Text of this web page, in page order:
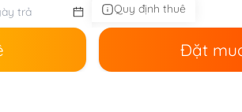
Quy định thuê
Đặt